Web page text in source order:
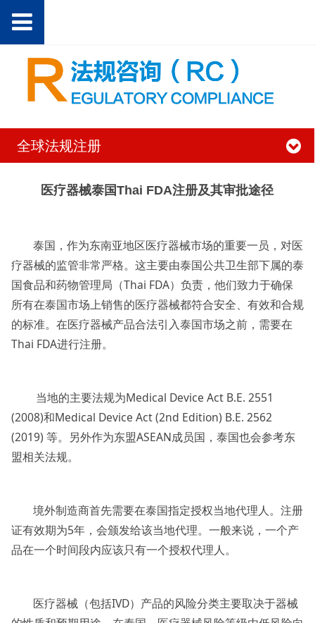
全球法规注册
医疗器械泰国Thai FDA注册及其审批途径
泰国，作为东南亚地区医疗器械市场的重要一员，对医
疗器械的监管非常严格。这主要由泰国公共卫生部下属的泰
国食品和药物管理局（Thai FDA）负责，他们致力于确保
所有在泰国市场上销售的医疗器械都符合安全、有效和合规
的标准。在医疗器械产品合法引入泰国市场之前，需要在
Thai FDA进行注册。
当地的主要法规为Medical Device Act B.E. 2551
(2008)和Medical Device Act (2nd Edition) B.E. 2562
(2019) 等。另外作为东盟ASEAN成员国，泰国也会参考东
盟相关法规。
境外制造商首先需要在泰国指定授权当地代理人。注册
证有效期为5年，会颁发给该当地代理。一般来说，一个产
品在一个时间段内应该只有一个授权代理人。
医疗器械（包括IVD）产品的风险分类主要取决于器械